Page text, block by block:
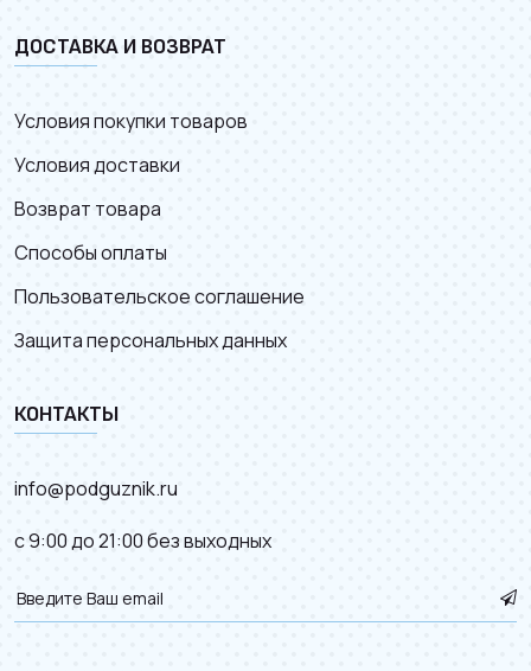
ДОСТАВКА И ВОЗВРАТ
Условия покупки товаров
Условия доставки
Возврат товара
Способы оплаты
Пользовательское соглашение
Защита персональных данных
КОНТАКТЫ
info@podguznik.ru
с 9:00 до 21:00 без выходных